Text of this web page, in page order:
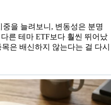
을 늘려보니, 변동성은 분명
른 테마 ETF보다 훨씬 뛰어났
은 배신하지 않는다는 걸 다시